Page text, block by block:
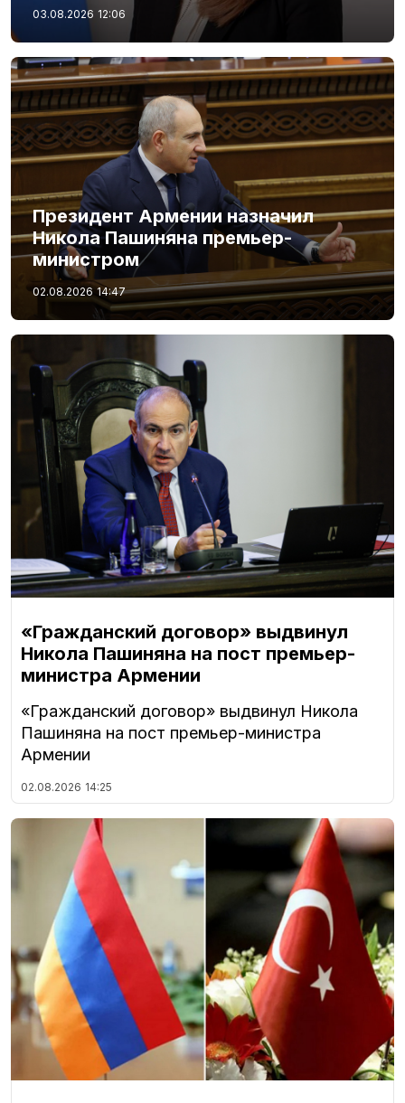
03.08.2026 12:06
Президент Армении назначил
Никола Пашиняна премьер-
министром
02.08.2026 14:47
«Гражданский договор» выдвинул
Никола Пашиняна на пост премьер-
министра Армении
«Гражданский договор» выдвинул Никола
Пашиняна на пост премьер-министра
Армении
02.08.2026 14:25